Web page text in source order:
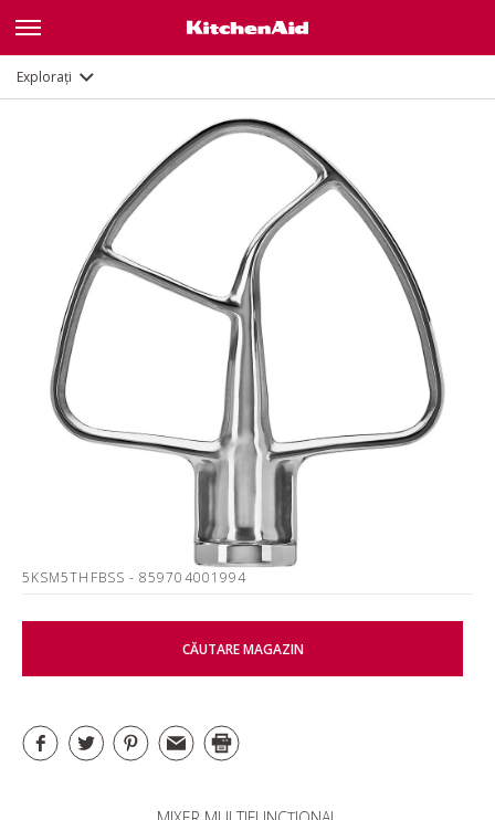
Explorați
5KSM5THFBSS - 859704001994
CĂUTARE MAGAZIN